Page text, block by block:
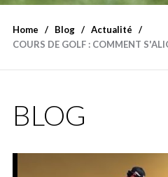
Home Blog
Actualité
COURS DE GOLF : COMMENT
BLOG